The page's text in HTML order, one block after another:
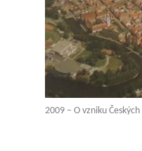
2009 – O vzniku